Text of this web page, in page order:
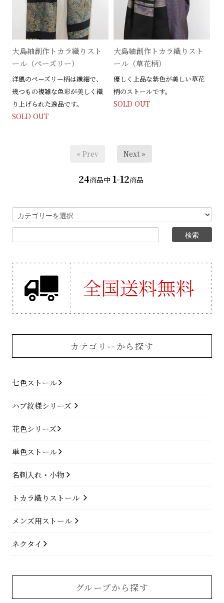
大島紬創作トカラ織りスト
ール（ペーズリー）
洋風のペーズリー柄は繊細で、
幾つもの複雑な色彩が美しく織
り上げられた逸品です。
SOLD OUT
大島紬創作トカラ織りスト
ール（草花柄）
優しく上品な紫色が美しい草花
柄のストールです。
SOLD OUT
« Prev Next »
24商品中 1-12商品
カテゴリーから探す
七色ストール
ハブ紋様シリーズ
花色シリーズ
単色ストール
名刺入れ・小物
トカラ織りストール
メンズ用ストール
ネクタイ
グループから探す